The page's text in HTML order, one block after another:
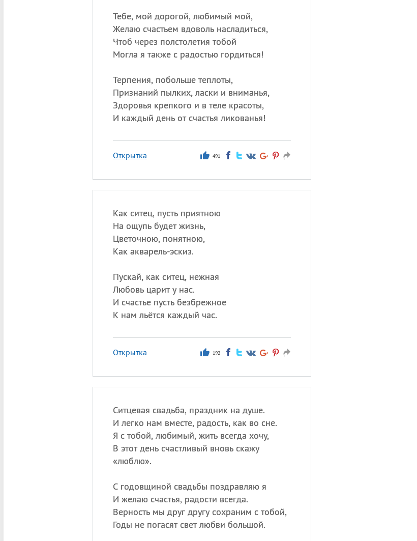
Тебе, мой дорогой, любимый мой,
Желаю счастьем вдоволь насладиться,
Чтоб через полстолетия тобой
Могла я также с радостью гордиться!
Терпения, побольше теплоты,
Признаний пылких, ласки и вниманья,
Здоровья крепкого и в теле красоты,
И каждый день от счастья ликованья!
Открытка 491
Как ситец, пусть приятною
На ощупь будет жизнь,
Цветочною, понятною,
Как акварель-эскиз.
Пускай, как ситец, нежная
Любовь царит у нас.
И счастье пусть безбрежное
К нам льётся каждый час.
Открытка 192
Ситцевая свадьба, праздник на душе.
И легко нам вместе, радость, как во сне.
Я с тобой, любимый, жить всегда хочу,
В этот день счастливый вновь скажу
«люблю».
С годовщиной свадьбы поздравляю я
И желаю счастья, радости всегда.
Верность мы друг другу сохраним с тобой,
Годы не погасят свет любви большой.